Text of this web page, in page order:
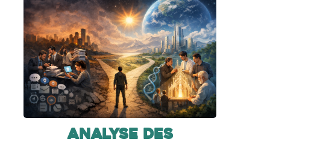
Analyse des